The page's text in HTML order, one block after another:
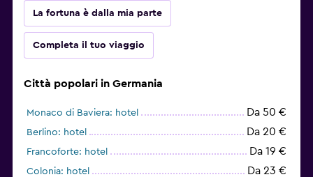
La fortuna è dalla mia parte
Completa il tuo viaggio
Città popolari in Germania
Monaco di Baviera: hotel Da 50 €
Berlino: hotel Da 20 €
Francoforte: hotel Da 19 €
Colonia: hotel Da 23 €